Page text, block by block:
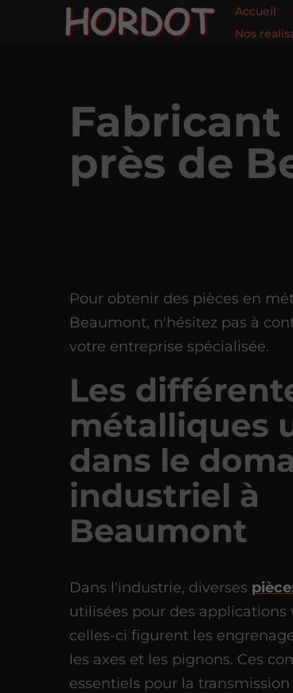
Accueil
Nos
près de
Pour obtenir des pièces en
Beaumont, n'hésitez pas à
votre entreprise spécialisée.
Les
métalliques
dans le
industriel à
Beaumont
Dans l'industrie, diverses
utilisées pour des applications
celles-ci figurent les
les axes et les pignons. Ces
essentiels pour la